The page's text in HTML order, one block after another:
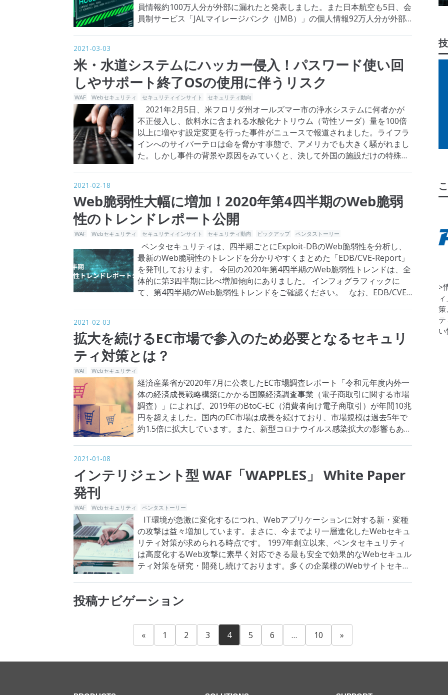
員情報約100万人分が外部に漏れたと発表しました。また日本航空も5日、会
員制サービス「JALマイレージバンク（JMB）」の個人情報92万人分が外部
2021-03-03
米・水道システムにハッカー侵入！パスワード使い回
しやサポート終了OSの使用に伴うリスク
WAF Webセキュリティ セキュリティインサイト セキュリティ動向
2021年2月5日、米フロリダ州オールズマー市の浄水システムに何者かが
不正侵入し、飲料水に含まれる水酸化ナトリウム（苛性ソーダ）量を100倍
以上に増やす設定変更を行った事件がニュースで報道されました。ライフラ
インへのサイバーテロは命を脅かす事態で、アメリカでも大きく騒がれまし
た。しかし事件の背景や原因をみていくと、決して外国の施設だけの特殊例
2021-02-18
Web脆弱性大幅に増加！2020年第4四半期のWeb脆弱
性のトレンドレポート公開
WAF Webセキュリティ セキュリティインサイト セキュリティ動向 ピックアップ ペンタストーリー
ペンタセキュリティは、四半期ごとにExploit-DBのWeb脆弱性を分析し、
最新のWeb脆弱性のトレンドを分かりやすくまとめた「EDB/CVE-Report」
を発刊しております。 今回の2020年第4四半期のWeb脆弱性トレンドは、全
体的に第3四半期に比べ増加傾向にありました。 インフォグラフィックに
て、第4四半期のWeb脆弱性トレンドをご確認ください。 なお、EDB/CVE-
2021-02-03
拡大を続けるEC市場で参入のため必要となるセキュリ
ティ対策とは？
WAF Webセキュリティ
経済産業省が2020年7月に公表したEC市場調査レポート「令和元年度内外一
体の経済成長戦略構築にかかる国際経済調査事業（電子商取引に関する市場
調査）」によれば、2019年のBtoC-EC（消費者向け電子商取引）が年間10兆
円を超えました。国内のEC市場は成長を続けており、市場規模は過去5年で
約1.5倍に拡大しています。また、新型コロナウイルス感染拡大の影響もあ
2021-01-08
インテリジェント型 WAF「WAPPLES」 White Paper
発刊
WAF Webセキュリティ ペンタストーリー
IT環境が急激に変化するにつれ、Webアプリケーションに対する新・変種
の攻撃は益々増加しています。まさに、今までより一層進化したWebセキュ
リティ対策が求められる時点です。 1997年創立以来、ペンタセキュリティ
は高度化するWeb攻撃に素早く対応できる最も安全で効果的なWebセキュル
ティ対策を研究・開発し続けております。多くの企業様のWebサイトセキュ
投稿ナビゲーション
« 1 2 3 4 5 6 … 10 »
>
策